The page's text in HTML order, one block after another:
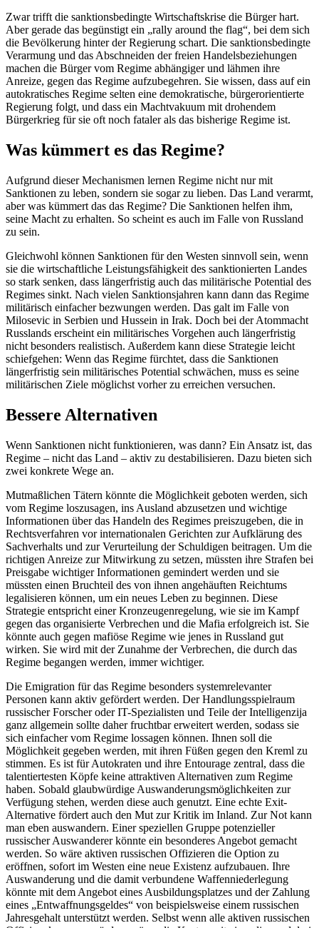
Zwar trifft die sanktionsbedingte Wirtschaftskrise die Bürger hart.
Aber gerade das begünstigt ein „rally around the flag“, bei dem sich
die Bevölkerung hinter der Regierung schart. Die sanktionsbedingte
Verarmung und das Abschneiden der freien Handelsbeziehungen
machen die Bürger vom Regime abhängiger und lähmen ihre
Anreize, gegen das Regime aufzubegehren. Sie wissen, dass auf ein
autokratisches Regime selten eine demokratische, bürgerorientierte
Regierung folgt, und dass ein Machtvakuum mit drohendem
Bürgerkrieg für sie oft noch fataler als das bisherige Regime ist.
Was kümmert es das Regime?
Aufgrund dieser Mechanismen lernen Regime nicht nur mit
Sanktionen zu leben, sondern sie sogar zu lieben. Das Land verarmt,
aber was kümmert das das Regime? Die Sanktionen helfen ihm,
seine Macht zu erhalten. So scheint es auch im Falle von Russland
zu sein.
Gleichwohl können Sanktionen für den Westen sinnvoll sein, wenn
sie die wirtschaftliche Leistungsfähigkeit des sanktionierten Landes
so stark senken, dass längerfristig auch das militärische Potential des
Regimes sinkt. Nach vielen Sanktionsjahren kann dann das Regime
militärisch einfacher bezwungen werden. Das galt im Falle von
Milosevic in Serbien und Hussein in Irak. Doch bei der Atommacht
Russlands erscheint ein militärisches Vorgehen auch längerfristig
nicht besonders realistisch. Außerdem kann diese Strategie leicht
schiefgehen: Wenn das Regime fürchtet, dass die Sanktionen
längerfristig sein militärisches Potential schwächen, muss es seine
militärischen Ziele möglichst vorher zu erreichen versuchen.
Bessere Alternativen
Wenn Sanktionen nicht funktionieren, was dann? Ein Ansatz ist, das
Regime – nicht das Land – aktiv zu destabilisieren. Dazu bieten sich
zwei konkrete Wege an.
Mutmaßlichen Tätern könnte die Möglichkeit geboten werden, sich
vom Regime loszusagen, ins Ausland abzusetzen und wichtige
Informationen über das Handeln des Regimes preiszugeben, die in
Rechtsverfahren vor internationalen Gerichten zur Aufklärung des
Sachverhalts und zur Verurteilung der Schuldigen beitragen. Um die
richtigen Anreize zur Mitwirkung zu setzen, müssten ihre Strafen bei
Preisgabe wichtiger Informationen gemindert werden und sie
müssten einen Bruchteil des von ihnen angehäuften Reichtums
legalisieren können, um ein neues Leben zu beginnen. Diese
Strategie entspricht einer Kronzeugenregelung, wie sie im Kampf
gegen das organisierte Verbrechen und die Mafia erfolgreich ist. Sie
könnte auch gegen mafiöse Regime wie jenes in Russland gut
wirken. Sie wird mit der Zunahme der Verbrechen, die durch das
Regime begangen werden, immer wichtiger.
Die Emigration für das Regime besonders systemrelevanter
Personen kann aktiv gefördert werden. Der Handlungsspielraum
russischer Forscher oder IT-Spezialisten und Teile der Intelligenzija
ganz allgemein sollte daher fruchtbar erweitert werden, sodass sie
sich einfacher vom Regime lossagen können. Ihnen soll die
Möglichkeit gegeben werden, mit ihren Füßen gegen den Kreml zu
stimmen. Es ist für Autokraten und ihre Entourage zentral, dass die
talentiertesten Köpfe keine attraktiven Alternativen zum Regime
haben. Sobald glaubwürdige Auswanderungsmöglichkeiten zur
Verfügung stehen, werden diese auch genutzt. Eine echte Exit-
Alternative fördert auch den Mut zur Kritik im Inland. Zur Not kann
man eben auswandern. Einer speziellen Gruppe potenzieller
russischer Auswanderer könnte ein besonderes Angebot gemacht
werden. So wäre aktiven russischen Offizieren die Option zu
eröffnen, sofort im Westen eine neue Existenz aufzubauen. Ihre
Auswanderung und die damit verbundene Waffenniederlegung
könnte mit dem Angebot eines Ausbildungsplatzes und der Zahlung
eines „Entwaffnungsgeldes“ von beispielsweise einem russischen
Jahresgehalt unterstützt werden. Selbst wenn alle aktiven russischen